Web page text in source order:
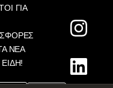
ΓΙΑ
ΝΕΑ